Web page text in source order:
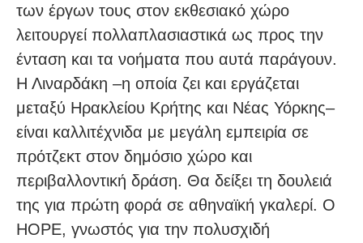
των έργων τους στον εκθεσιακό χώρο
λειτουργεί πολλαπλασιαστικά ως προς την
ένταση και τα νοήματα που αυτά παράγουν.
Η Λιναρδάκη –η οποία ζει και εργάζεται
μεταξύ Ηρακλείου Κρήτης και Νέας Υόρκης–
είναι καλλιτέχνιδα με μεγάλη εμπειρία σε
πρότζεκτ στον δημόσιο χώρο και
περιβαλλοντική δράση. Θα δείξει τη δουλειά
της για πρώτη φορά σε αθηναϊκή γκαλερί. Ο
HOPE, γνωστός για την πολυσχιδή